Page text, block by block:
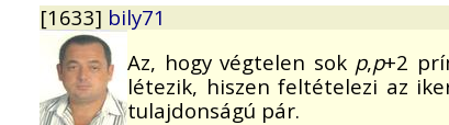
[1633] bily71
Az, hogy végtelen sok p,p+2
létezik, hiszen feltételezi az
tulajdonságú pár.